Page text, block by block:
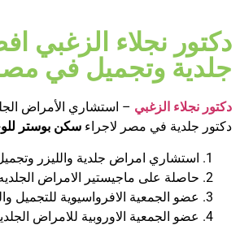
دكتور نجلاء الزغبي
جلدية وتجميل في
دكتور نجلاء الزغبي – استشاري الأمراض
دكتور جلدية في مصر لاجراء سكن بوستر
استشاري امراض جلدية والليزر
حاصلة على ماجيستير الامراض الجلديه
عضو الجمعية الافرواسيوية للتجميل
عضو الجمعية الاوروبية للامراض